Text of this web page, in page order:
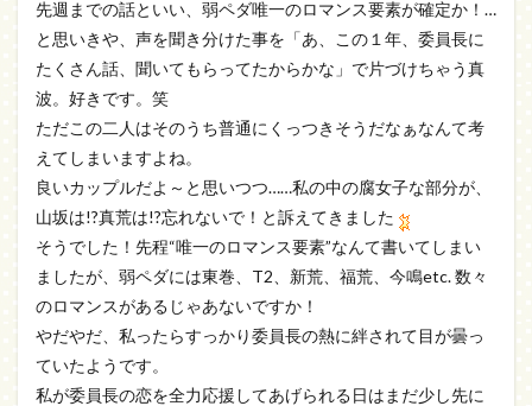
先週までの話といい、弱ペダ唯一のロマンス要素が確定か！…
と思いきや、声を聞き分けた事を「あ、この１年、委員長に
たくさん話、聞いてもらってたからかな」で片づけちゃう真
波。好きです。笑
ただこの二人はそのうち普通にくっつきそうだなぁなんて考
えてしまいますよね。
良いカップルだよ～と思いつつ……私の中の腐女子な部分が、
山坂は!?真荒は!?忘れないで！と訴えてきました
そうでした！先程“唯一のロマンス要素”なんて書いてしまい
ましたが、弱ペダには東巻、T2、新荒、福荒、今鳴etc. 数々
のロマンスがあるじゃあないですか！
やだやだ、私ったらすっかり委員長の熱に絆されて目が曇っ
ていたようです。
私が委員長の恋を全力応援してあげられる日はまだ少し先に